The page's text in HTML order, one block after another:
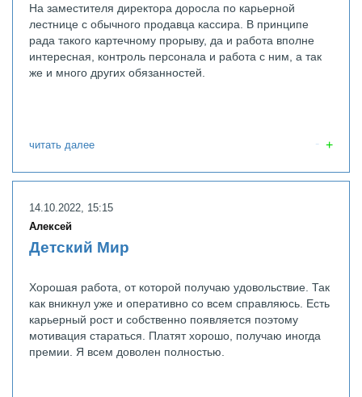
На заместителя директора доросла по карьерной
лестнице с обычного продавца кассира. В принципе
рада такого картечному прорыву, да и работа вполне
интересная, контроль персонала и работа с ним, а так
же и много других обязанностей.
читать далее
14.10.2022, 15:15
Алексей
Детский Мир
Хорошая работа, от которой получаю удовольствие. Так
как вникнул уже и оперативно со всем справляюсь. Есть
карьерный рост и собственно появляется поэтому
мотивация стараться. Платят хорошо, получаю иногда
премии. Я всем доволен полностью.